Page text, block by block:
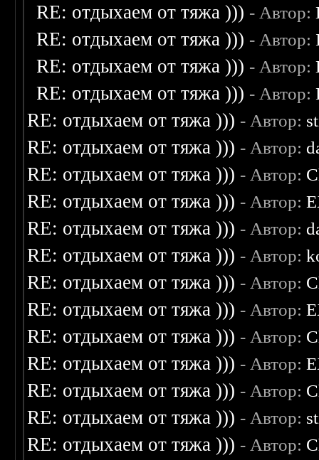
RE: отдыхаем от тяжа ))) - Автор:
RE: отдыхаем от тяжа ))) - Автор:
RE: отдыхаем от тяжа ))) - Автор:
RE: отдыхаем от тяжа ))) - Автор:
RE: отдыхаем от тяжа ))) - Автор:
RE: отдыхаем от тяжа ))) - Автор:
RE: отдыхаем от тяжа ))) - Автор:
RE: отдыхаем от тяжа ))) - Автор:
RE: отдыхаем от тяжа ))) - Автор:
RE: отдыхаем от тяжа ))) - Автор:
RE: отдыхаем от тяжа ))) - Автор:
RE: отдыхаем от тяжа ))) - Автор:
RE: отдыхаем от тяжа ))) - Автор:
RE: отдыхаем от тяжа ))) - Автор:
RE: отдыхаем от тяжа ))) - Автор:
RE: отдыхаем от тяжа ))) - Автор:
RE: отдыхаем от тяжа ))) - Автор: